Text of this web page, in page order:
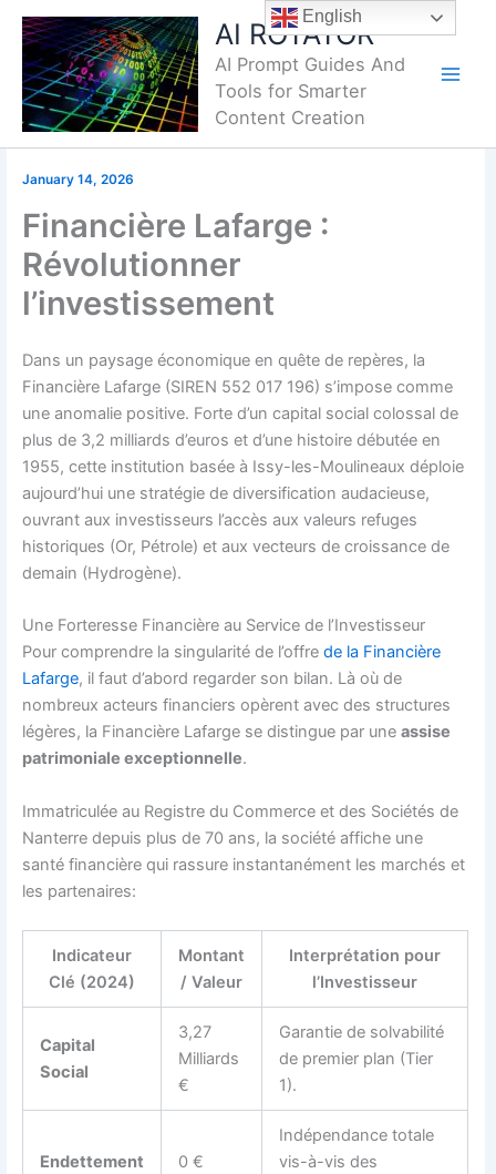
Skip
content
AI ROTATOR
AI Prompt Guides And
Tools for Smarter
Content Creation
January 14, 2026
Financière Lafarge :
Révolutionner
l’investissement
Dans un paysage économique en quête de repères, la
Financière Lafarge (SIREN 552 017 196) s’impose comme
une anomalie positive. Forte d’un capital social colossal de
plus de 3,2 milliards d’euros et d’une histoire débutée en
1955, cette institution basée à Issy-les-Moulineaux déploie
aujourd’hui une stratégie de diversification audacieuse,
ouvrant aux investisseurs l’accès aux valeurs refuges
historiques (Or, Pétrole) et aux vecteurs de croissance de
demain (Hydrogène).
Une Forteresse Financière au Service de l’Investisseur
Pour comprendre la singularité de l’offrede la Financière
Lafarge, il faut d’abord regarder son bilan. Là où de
nombreux acteurs financiers opèrent avec des structures
légères, la Financière Lafarge se distingue par uneassise
patrimoniale exceptionnelle.
Immatriculée au Registre du Commerce et des Sociétés de
Nanterre depuis plus de 70 ans, la société affiche une
santé financière qui rassure instantanément les marchés et
les partenaires:
Indicateur
Clé (2024)
Montant
/ Valeur
Interprétation pour
l’Investisseur
Capital
Social
3,27
Milliards
€
Garantie de solvabilité
de premier plan (Tier
1).
Endettement 0 €
Indépendance totale
vis-à-vis des
English